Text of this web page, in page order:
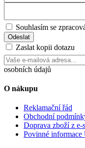
Souhlasím se
Zaslat kopii dotazu
osobních údajů
O nákupu
Reklamační řád
Obchodní
Doprava zboží z e-
Povinné